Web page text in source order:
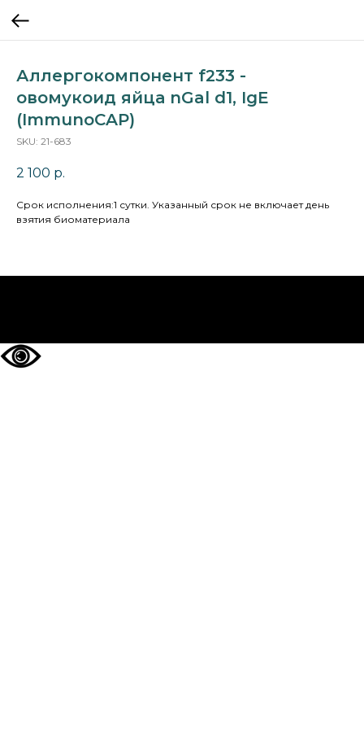
Аллергокомпонент f233 -
овомукоид яйца nGal d1, IgE
(ImmunoCAP)
SKU: 21-683
2 100 р.
Cрок исполнения:1 сутки. Указанный срок не включает день
взятия биоматериала